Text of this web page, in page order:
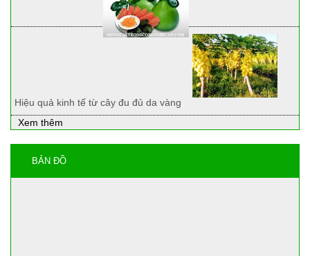
Hiệu quả kinh tế từ cây đu đủ da vàng
Xem thêm
BẢN ĐỒ